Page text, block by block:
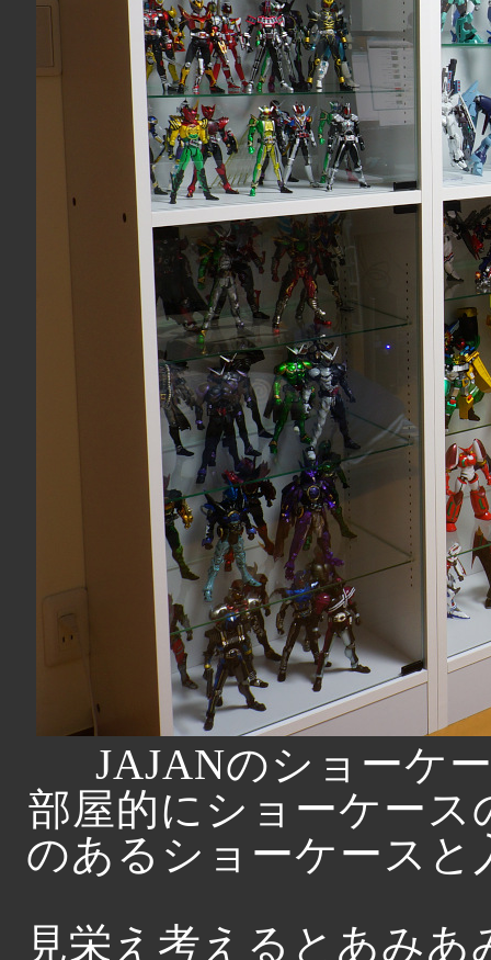
JAJANのショーケ
部屋的にショーケー
のあるショーケース
見栄え考えるとあみ